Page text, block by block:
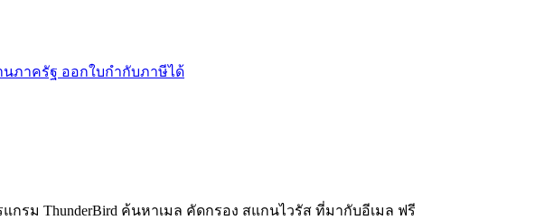
ภาครัฐ ออกใบกำกับภาษีได้
กรม ThunderBird ค้นหาเมล คัดกรอง สแกนไวรัส ที่มากับอีเมล ฟรี